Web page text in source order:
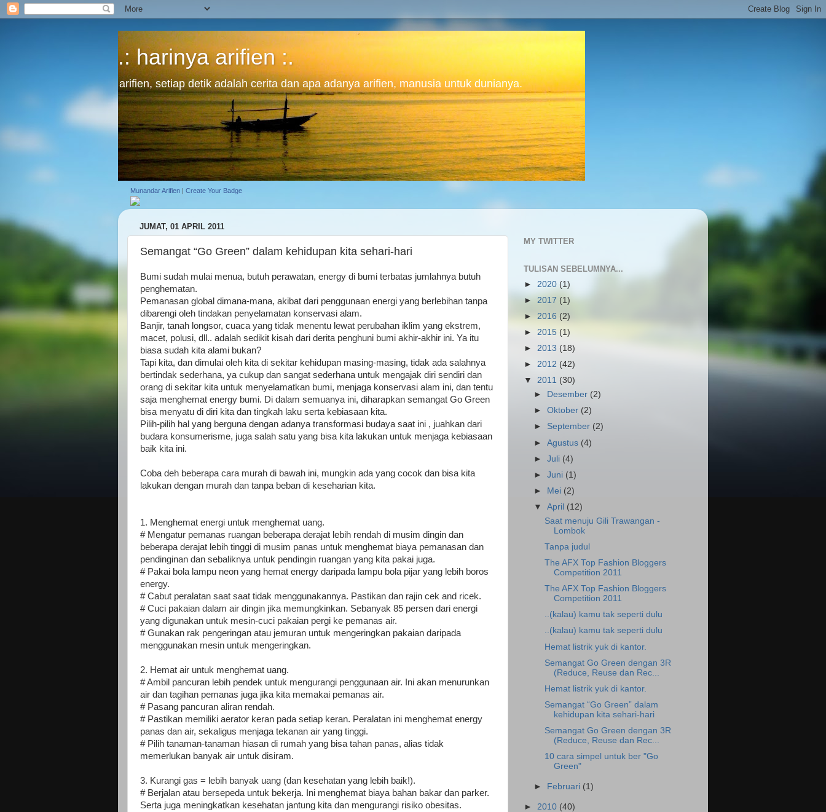
.: harinya arifien :.
arifien, setiap detik adalah cerita dan apa adanya arifien, manusia untuk dunianya.
Munandar Arifien | Create Your Badge
JUMAT, 01 APRIL 2011
Semangat “Go Green” dalam kehidupan kita sehari-hari
Bumi sudah mulai menua, butuh perawatan, energy di bumi terbatas jumlahnya butuh
penghematan.
Pemanasan global dimana-mana, akibat dari penggunaan energi yang berlebihan tanpa
dibarengi oleh tindakan penyelamatan konservasi alam.
Banjir, tanah longsor, cuaca yang tidak menentu lewat perubahan iklim yang ekstrem,
macet, polusi, dll.. adalah sedikit kisah dari derita penghuni bumi akhir-akhir ini. Ya itu
biasa sudah kita alami bukan?
Tapi kita, dan dimulai oleh kita di sekitar kehidupan masing-masing, tidak ada salahnya
bertindak sederhana, ya cukup dan sangat sederhana untuk mengajak diri sendiri dan
orang di sekitar kita untuk menyelamatkan bumi, menjaga konservasi alam ini, dan tentu
saja menghemat energy bumi. Di dalam semuanya ini, diharapkan semangat Go Green
bisa menyatu di diri kita dan tingkah laku serta kebiasaan kita.
Pilih-pilih hal yang berguna dengan adanya transformasi budaya saat ini , juahkan dari
budara konsumerisme, juga salah satu yang bisa kita lakukan untuk menjaga kebiasaan
baik kita ini.
Coba deh beberapa cara murah di bawah ini, mungkin ada yang cocok dan bisa kita
lakukan dengan murah dan tanpa beban di keseharian kita.
1. Menghemat energi untuk menghemat uang.
# Mengatur pemanas ruangan beberapa derajat lebih rendah di musim dingin dan
beberapa derajat lebih tinggi di musim panas untuk menghemat biaya pemanasan dan
pendinginan dan sebaliknya untuk pendingin ruangan yang kita pakai juga.
# Pakai bola lampu neon yang hemat energy daripada lampu bola pijar yang lebih boros
energy.
# Cabut peralatan saat saat tidak menggunakannya. Pastikan dan rajin cek and ricek.
# Cuci pakaian dalam air dingin jika memungkinkan. Sebanyak 85 persen dari energi
yang digunakan untuk mesin-cuci pakaian pergi ke pemanas air.
# Gunakan rak pengeringan atau jemuran untuk mengeringkan pakaian daripada
menggunakan mesin untuk mengeringkan.
2. Hemat air untuk menghemat uang.
# Ambil pancuran lebih pendek untuk mengurangi penggunaan air. Ini akan menurunkan
air dan tagihan pemanas juga jika kita memakai pemanas air.
# Pasang pancuran aliran rendah.
# Pastikan memiliki aerator keran pada setiap keran. Peralatan ini menghemat energy
panas dan air, sekaligus menjaga tekanan air yang tinggi.
# Pilih tanaman-tanaman hiasan di rumah yang bisa tahan panas, alias tidak
memerlukan banyak air untuk disiram.
3. Kurangi gas = lebih banyak uang (dan kesehatan yang lebih baik!).
# Berjalan atau bersepeda untuk bekerja. Ini menghemat biaya bahan bakar dan parker.
Serta juga meningkatkan kesehatan jantung kita dan mengurangi risiko obesitas.
MY TWITTER
TULISAN SEBELUMNYA...
► 2020 (1)
► 2017 (1)
► 2016 (2)
► 2015 (1)
► 2013 (18)
► 2012 (42)
▼ 2011 (30)
►
Desember (2)
►Oktober (2)
► September (2)
►Agustus (4)
►Juli (4)
►Juni (1)
►
Mei (2)
▼April (12)
Saat menuju Gili Trawangan -
Lombok
Tanpa judul
The AFX Top Fashion Bloggers
Competition 2011
The AFX Top Fashion Bloggers
Competition 2011
..(kalau) kamu tak seperti dulu
..(kalau) kamu tak seperti dulu
Hemat listrik yuk di kantor.
Semangat Go Green dengan 3R
(Reduce, Reuse dan Rec...
Hemat listrik yuk di kantor.
Semangat “Go Green” dalam
kehidupan kita sehari-hari
Semangat Go Green dengan 3R
(Reduce, Reuse dan Rec...
10 cara simpel untuk ber "Go
Green"
► Februari (1)
► 2010 (40)